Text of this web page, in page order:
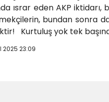
ısrar eden AKP
bundan sonra
Kurtuluş yok tek
2025 23:09